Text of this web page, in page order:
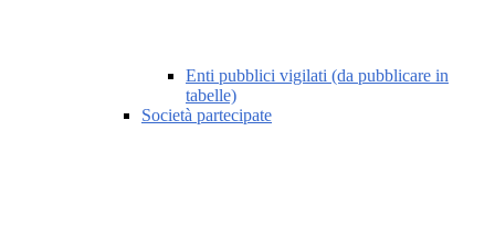
Enti pubblici vigilati (da pubblicare in
tabelle)
Società partecipate